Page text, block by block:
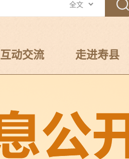
互动交流 走进寿县